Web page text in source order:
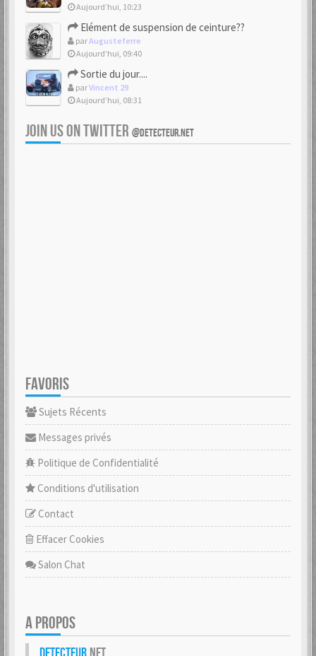
Aujourd’hui, 10:23
Elément de suspension de ceinture??
parAugusteferre
Aujourd’hui, 09:40
Sortie du jour....
parVincent 29
Aujourd’hui, 08:31
JOIN US ON TWITTER @DETECTEUR.NET
FAVORIS
Sujets Récents
Messages privés
Politique de Confidentialité
Conditions d'utilisation
Contact
Effacer Cookies
Salon Chat
A PROPOS